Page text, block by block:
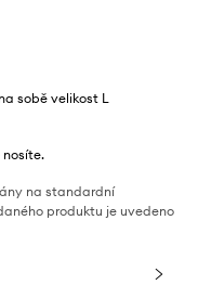
sobě velikost L
nosíte.
na standardní
produktu je uvedeno